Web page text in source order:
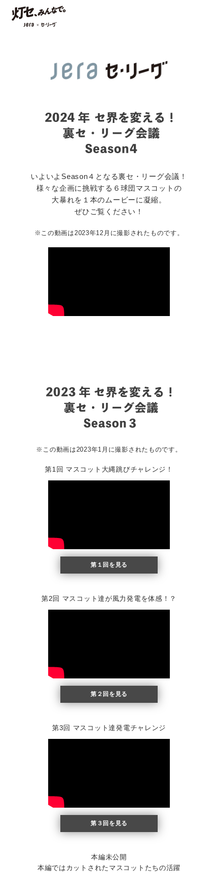
いよいよSeason４となる裏セ・リーグ会議！
様々な企画に挑戦する６球団マスコットの
大暴れを１本のムービーに凝縮。
ぜひご覧ください！
※この動画は2023年12月に撮影されたものです。
※この動画は2023年1月に撮影されたものです。
第1回 マスコット大縄跳びチャレンジ！
第１回を見る
第2回 マスコット達が風力発電を体感！？
第２回を見る
第3回 マスコット達発電チャレンジ
第３回を見る
本編未公開
本編ではカットされたマスコットたちの活躍